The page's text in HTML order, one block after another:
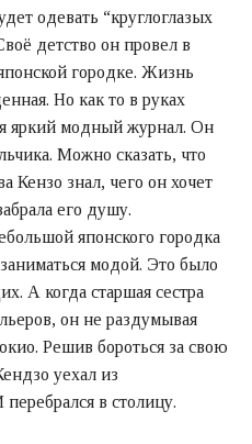
одевать “круглоглазых
детство он провел в
городке. Жизнь
Но как то в руках
яркий модный журнал. Он
Можно сказать, что
Кензо знал, чего он хочет
его душу.
японского городка
модой. Это было
А когда старшая сестра
он не раздумывая
Решив бороться за свою
уехал из
в столицу.